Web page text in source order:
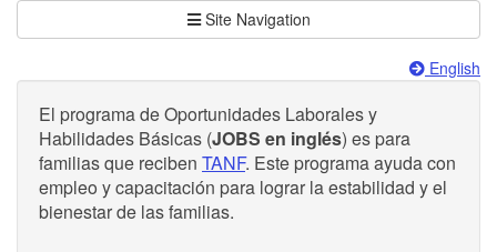
Site Navigation
English
El programa de Oportunidades Laborales y
Habilidades Básicas (JOBS en inglés) es para
familias que reciben TANF. Este programa ayuda con
empleo y capacitación para lograr la estabilidad y el
bienestar de las familias.